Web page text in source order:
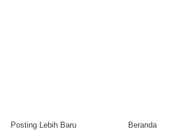
Posting Lebih Baru Beranda